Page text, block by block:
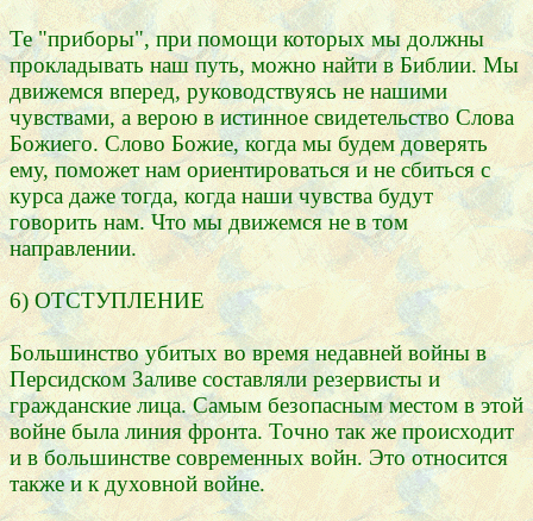
Те "приборы", при помощи которых мы должны
прокладывать наш путь, можно найти в Библии. Мы
движемся вперед, руководствуясь не нашими
чувствами, а верою в истинное свидетельство Слова
Божиего. Слово Божие, когда мы будем доверять
ему, поможет нам ориентироваться и не сбиться с
курса даже тогда, когда наши чувства будут
говорить нам. Что мы движемся не в том
направлении.
6) ОТСТУПЛЕНИЕ
Большинство убитых во время недавней войны в
Персидском Заливе составляли резервисты и
гражданские лица. Самым безопасным местом в этой
войне была линия фронта. Точно так же происходит
и в большинстве современных войн. Это относится
также и к духовной войне.